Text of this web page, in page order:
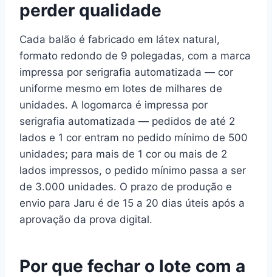
perder qualidade
Cada balão é fabricado em látex natural,
formato redondo de 9 polegadas, com a marca
impressa por serigrafia automatizada — cor
uniforme mesmo em lotes de milhares de
unidades. A logomarca é impressa por
serigrafia automatizada — pedidos de até 2
lados e 1 cor entram no pedido mínimo de 500
unidades; para mais de 1 cor ou mais de 2
lados impressos, o pedido mínimo passa a ser
de 3.000 unidades. O prazo de produção e
envio para Jaru é de 15 a 20 dias úteis após a
aprovação da prova digital.
Por que fechar o lote com a